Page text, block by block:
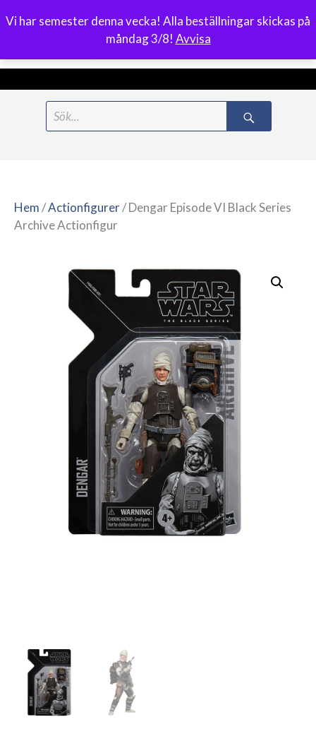
Vi har semester denna vecka! Alla beställningar skickas på
måndag 3/8! Avvisa
0
Meny
Hem/Actionfigurer/ Dengar Episode VI Black Series
Archive Actionfigur